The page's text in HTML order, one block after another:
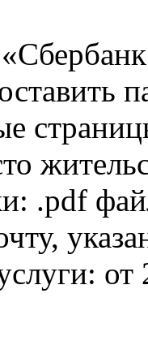
.pdf
от